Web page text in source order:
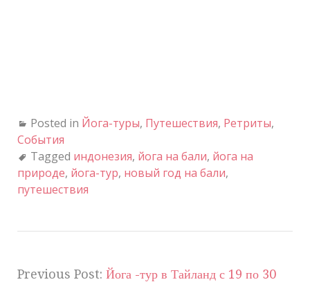
Posted in Йога-туры, Путешествия, Ретриты,
События
Tagged индонезия, йога на бали, йога на
природе, йога-тур, новый год на бали,
путешествия
Previous Post: Йога -тур в Тайланд с 19 по 30